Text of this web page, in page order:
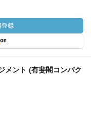
総合的な評価プロセ
地域金融について触
と、コミュニティ・
のデザインが取り上
メント (有斐閣コンパク